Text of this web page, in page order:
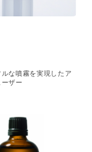
な噴霧を実現したア
ーザー